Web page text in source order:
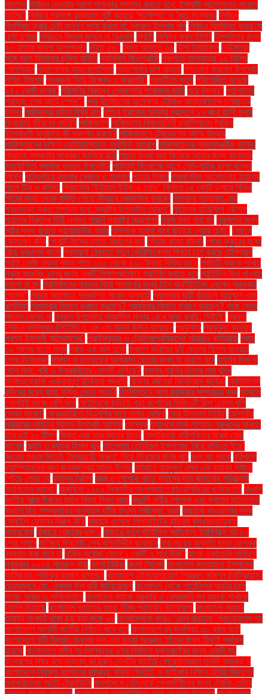
নাচলেন নির্বাচন দেওয়ার আগে সংস্কার সম্পন্ন করতে হবে: ইসলামী আন্দোলনের নায়েবে
আমির" নির্বাচন প্রসঙ্গে ধূম্রজাল সৃষ্টি করেছে 'সংক্ষিপ্ত' ও 'বৃহৎ সংস্কার' নির্বাচন
বিলম্বিত করার চেষ্টা জনগণ সহ্য করবে না: নজরুল ইসলাম খান নির্বাচন বিলম্বিত করার যে
চেষ্টা চলছে নির্বাচনে বিলম্ব মানবে না বিএনপি নির্বাহী নিষিদ্ধ করল ইসিবি নিষ্পত্তির জন্য
২০ হাজার মামলা অপেক্ষমাণ নিহত ৫৯" নিহত অন্তত ৩৬ নীলা ইসরাফিল নেইমারের
সঙ্গে আল হিলালের চুক্তি বাতিল ন্যাশনাল জিওগ্রাফি পঞ্চগড়ে তাপমাত্রা ১০ ডিগ্রি
সেলসিয়াস পড়াশোনায় অমনোযোগিতা পড়াশোনার চাপ বাড়ছে পদত্যাগ করলেন উপদেষ্টা
নাহিদ ইসলাম পদবঞ্চনা নিয়ে বিক্ষোভ ও মারামারি" পরবর্তীতে মৃত্যু পরিশোধিত হয়েছে
২৪২ কোটি ডলার" পরীমণির বিরুদ্ধে গ্রেফতারি পরোয়ানা জারি পরে উদ্ধার" পর্তুগালের
পরাজয়; শেষ আটে স্পেন"" পর্দা উন্মোচনের অপেক্ষায় টোকিও আন্তর্জাতিক চলচ্চিত্র
উৎসব পর্যটকদের কাটল নির্ঘুম রাত পশ্চিম ইরাকের আনবার প্রদেশে ১৭ বছর বয়সী হুদার
(ছদ্মনাম) জীবনের কাহিনি পাকিস্তান পাকিস্তান বিমানবাহিনী চ্যাম্পিয়নস ট্রফির
উদ্বোধনী অনুষ্ঠানে কী প্রদর্শন করবে? পাকিস্তানে ট্রেনের সব জিম্মি উদ্ধার
পাকিস্তানের দক্ষিণ ওয়াজিরিস্তানে কারফিউ আরোপ পাকিস্তানের প্রধানমন্ত্রীর খালেদা
জিয়াকে সুস্থতার শুভেচ্ছা জানিয়ে চিঠি পাচার হওয়া অর্থ ফিরিয়ে আনার জন্য কানাডার
সহযোগিতা প্রার্থনা প্রধান উপদেষ্টার পাঠ্যবই বিতরণের আগে নোট-গাইড ছাপা বন্ধের
নির্দেশ পাঠ্যবইয়ে র‍্যাপার সেজান ও হান্নান পায়ের শিকল পারমাণবিক আলোচনায় ইরানের
পাশে চীন ও রাশিয়া পিকাসোর ‘উইমেন উইথ এ ওয়াচ’ নিলামে ১৪ কোটি ডলারে বিক্রি
পিঠের ব্যথা থেকে মুক্তি পেতে কীভাবে মোকাবিলা করবেন পিলখানা হত্যাকাণ্ডের
পুনঃতদন্ত দ্রুত সম্পন্ন হবে: স্বরাষ্ট্র উপদেষ্টার ঘোষণা" পুতিনের হানিট্র্যাপ কৌশল
পুতুলের বিরুদ্ধে চিঠি এখনও পায়নি পররাষ্ট্র মন্ত্রণালয় পুরুষ যখন বাবা হন পুরুষদের জন্য
শরীর সুস্থ রাখতে প্রয়োজনীয় খাবার পুলিশকে হামলা করে ছিনিয়ে নেয়ার চেষ্টা" পেছনে
ফেললেন রদ্রি পেনাল্টি মিসের ম্যাচে রিয়ালের জয় পেঁয়াজ ছাড়া রান্না! পোষা কুকুরের জন্য
বিয়ে ভাঙলেন কনে! প্রতারণা ঠেকাতে নতুন ভেরিফিকেশন ফিচার চালু করছে টেলিগ্রাম
প্রতি কেজি শুকনা শজন পাতা ৩৫০ থেকে ৪০০ টাকায় বিক্রি হয়। প্রতিটি ব্যাংক শাখায়
স্কুল ব্যাংকিং চালুর জন্য একটি শিক্ষাপ্রতিষ্ঠান প্রতিষ্ঠা করতে হবে প্রতিদিন ডিম খাওয়া:
ভালো না মন্দ প্রতিষ্ঠানের প্রভাব নিয়ে গবেষণার জন্য তিন অর্থনীতিবিদ নোবেল পুরস্কার
পেলেন" প্রথম আলোতে প্রকাশিত সংবাদ অনুযায়ী প্রথমবার জুটি বাঁধছেন আয়ুষ্মান এবং
রাশমিকা প্রথমবার বিমানে ভ্রমণ করছেন? প্রথমবার বিমানে ভ্রমণ করছেন? সঙ্গে যেসব
জিনিস নেবেন না প্রধান উপদেষ্টার সময়সীমা মাথায় রেখে কাজ করছি: সিইসি" প্রধান
নির্বাচন কমিশনার (সিইসি) এ এম এম নাসির উদ্দিন বলেছেন প্রযুক্তি প্রযুক্তি ব্যবহার
প্রশ্ন ইসলামী আন্দোলনের" প্রাইমমুভার ও ট্রেইলরশ্রমিকদের আবারও কর্মবিরতি প্রায়
১৯ লাখের মতো মানুষ প্রায় এক মাস হলো ফজলে করিমের দুই ছেলের বিদেশ যাওয়ার
ওপর নিষেধাজ্ঞা ফাঙ্গাস বা ছত্রাকের আক্রমণ রোধের জন্য যা করতে হবে ফার্মের ডিম না
দেশি ডিম: পুষ্টি ও উপকারিতায় কোনটি এগিয়ে? ফার্মের মুরগির ডিমের দাম বৃদ্ধি
ফিজিওথেরাপি -গুরুত্বপূর্ণ চিকিৎসা পদ্ধতি ফিফার বর্ষসেরা ভিনিসিয়ুস জুনিয়র ফিলিস্তিনি
বন্দীদের মধ্যে কারা মুক্তি পেতে পারে? ফিলিস্তিনে আল জাজিরার সম্প্রচার বন্ধ ফুটবলে
গোলটাই থাকে বেশি মনে ফেইসবুকে ছড়িয়ে পড়া যশোরের ভিডিওটি ছিল ‘যেমন খুশি
তেমন সাজো’ ফেব্রুয়ারিতে বিএনপির মাঠে নামার ঘোষণা ফের উত্তাল সিরিয়া ফেলানীর
পরিবারের দায়িত্ব নিলেন উপদেষ্টা আসিফ ফেসবুক ফ্যাশনে তাক লাগাতে পুরুষদের মানতে
হবে এই ১০ টিপস ফ্রিদা এবং তার ব্যথার চিত্র ফ্লোরিডায় নারীশক্তির মধ্যে সেরা
জায়েদ ফ্ল্যাট ও ব্যাংক হিসাব জব্দ বইমেলায় তৌহিদুল ইসলামের ‘বিয়ে বাড়িতে ইয়ে’
বছরের প্রথম দিনেই ‘স্বৈরাচারী অঞ্জনা’ নিয়ে ফিরছেন মনির খান বন্ধ বহু সড়ক বরিশালে
চ্যাম্পিয়নদের বরণ জনসমুদ্রের আনন্দ উৎসব বর্তমানে বায়ুদূষণ এমন এক ভয়াবহ পর্যায়ে
পৌঁছে গেছে যে বললেন ট্রাম্প বস্ত্র ও পোশাক খাতে গ্যাসের দাম বাড়ানোর পরিকল্পনা
স্থগিতের আহ্বান বাকৃবিতে ১২০০ শিক্ষার্থীর অংশগ্রহণে ছাত্রশিবিরের গণইফতার বাঙালি
জাতির আত্মগৌরবের মহান বিজয় দিবস আজ বাঙালি নারীর পোশাক এবং ফ্যাশন সচেতনতা
বাঙালি হিন্দু সম্প্রদায়ের অন্যতম ধর্মীয় উৎসব লক্ষ্মীপূজা আজ বাচ্চাকে খাওয়ানোর সময়
মোবাইল ফোনের বিকল্প কী? বাজারে এসেছে গিগাবাইটের কৃত্রিম বুদ্ধিমত্তাযুক্ত
মাদারবোর্ড বাজারে খেজুরের দাম ১ বাজারে নতুন স্টাইলিশ স্মার্টফোন ইনফিনিক্স হট ৫০
প্রো প্লাস বাণিজ্য উপদেষ্টা শেখ বশিরউদ্দীন বলেছেন বাবা-মায়ের অনুমতি ছাড়া ফেসবুক
ব্যবহার করা যাবে না বার্ষিক সর্বোচ্চ বেতন ১ কোটি ৭ লাখ টাকা" বাংলা একাডেমি সাহিত্য
পুরস্কার ২০২৪ পাচ্ছেন যাঁরা বাংলা নিউজ বাংলা সিনেমা বাংলাদেশ জামায়াতে ইসলামের
আমির ডা. শফিকুর রহমান বলেছেন বাংলাদেশ টেলিযোগাযোগ নিয়ন্ত্রণ কমিশন (বিটিআরসি)
চেয়ারম্যান মো. এমদাদ উল বারী জানিয়েছেন বাংলাদেশ থেকে গার্মেন্টসের অর্ডার চলে
যাচ্ছে ভারত ও পাকিস্তানে বাংলাদেশ ব্যাংক সরকারি ও বেসরকারি সব ব্যাংক শাখাকে
নির্দেশ দিয়েছে বাংলাদেশ ভারতের কাছে তীব্র প্রতিবাদ জানিয়েছে বাংলাদেশ সরকার
তারল্য সংকটে থাকা ছয় ব্যাংককে ২২ বাংলাদেশকে কারও ‘চোখ রাঙানো’ গ্রহণযোগ্য নয়
বাংলাদেশে আগামী জাতীয় নির্বাচন কবে হবে বাংলাদেশে খুব জনপ্রিয় ৩০ রকম ভর্তা
বাংলাদেশে দুটি বিখ্যাত মানুষের নাম এক হওয়া সত্ত্বেও তাঁদের মধ্যে কিছুটা পার্থক্য
রয়েছে বাংলাদেশে ধর্মীয় সংখ্যালঘুদের ওপর নির্যাতন যুক্তরাষ্ট্রের জন্য একটি বড়
উদ্বেগের বিষয় বলে মন্তব্য করেছেন দেশটির জাতীয় গোয়েন্দাপ্রধান তুলসী গ্যাবার্ড।
বাংলাদেশে নিযুক্ত জাপানের রাষ্ট্রদূত সাইদা শিনইচি ও জাইকার দক্ষিণ এশিয়া বিভাগের
মহাপরিচালক আইট টেরুইউকি বাংলাদেশে নেটওয়ার্ক পেশাজীবীদের জন্য ট্রেনিং সেন্টার